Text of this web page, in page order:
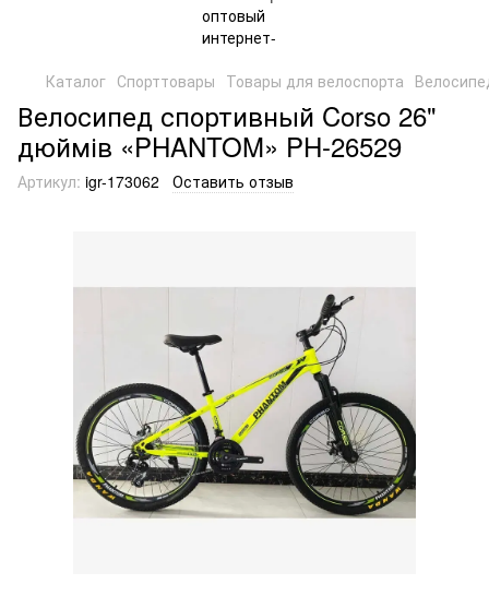
Каталог Спорттовары Товары для велоспорта
Велосипед спортивный Corso 26"
дюймів «PHANTOM» PH-26529
Артикул: igr-173062 Оставить отзыв